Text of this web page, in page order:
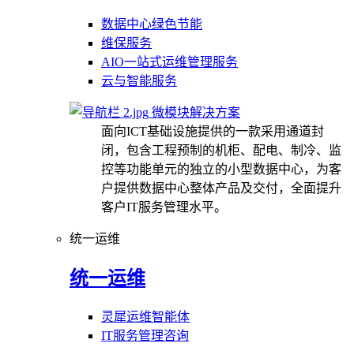
数据中心绿色节能
维保服务
AIO一站式运维管理服务
云与智能服务
微模块解决方案
面向ICT基础设施提供的一款采用通道封
闭，包含工程预制的机柜、配电、制冷、监
控等功能单元的独立的小型数据中心，为客
户提供数据中心整体产品及交付，全面提升
客户IT服务管理水平。
统一运维
统一运维
灵犀运维智能体
IT服务管理咨询